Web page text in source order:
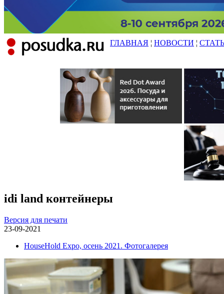
ГЛАВНАЯ ¦ НОВОСТИ ¦
idi land контейнеры
Версия для печати
23-09-2021
HouseHold Expo, осень 2021. Фотогалерея